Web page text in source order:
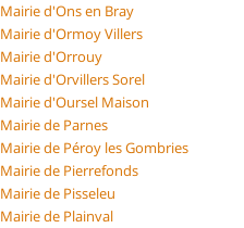
Mairie d'Ons en Bray
Mairie d'Ormoy Villers
Mairie d'Orrouy
Mairie d'Orvillers Sorel
Mairie d'Oursel Maison
Mairie de Parnes
Mairie de Péroy les Gombries
Mairie de Pierrefonds
Mairie de Pisseleu
Mairie de Plainval